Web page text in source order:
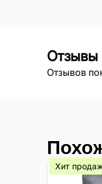
Отзывы
Отзывов
Хит